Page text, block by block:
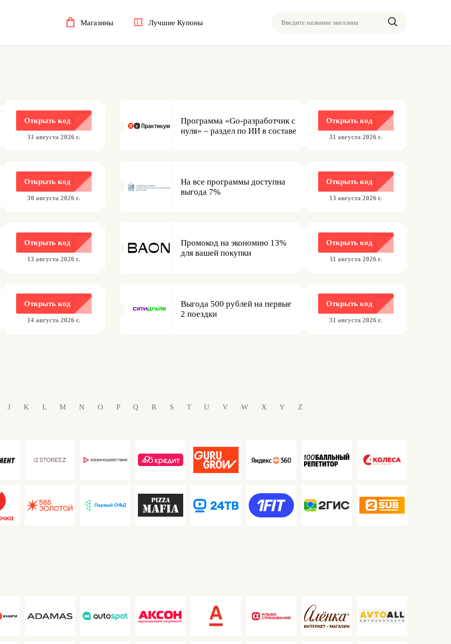
Магазины Лучшие Купоны Введите название магазина
Открыть код
31 августа 2026 г.
Программа «Go-разработчик с
нуля» – раздел по ИИ в составе
Открыть код
31 августа 2026 г.
Открыть код
30 августа 2026 г.
На все программы доступна
выгода 7%
Открыть код
13 августа 2026 г.
Открыть код
13 августа 2026 г.
Промокод на экономию 13%
для вашей покупки
Открыть код
11 августа 2026 г.
Открыть код
14 августа 2026 г.
Выгода 500 рублей на первые
2 поездки
Открыть код
31 августа 2026 г.
J K L M N O P Q R S T U V W X Y Z